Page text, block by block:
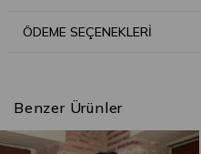
ÖDEME SEÇENEKLERI
Benzer Ürünler